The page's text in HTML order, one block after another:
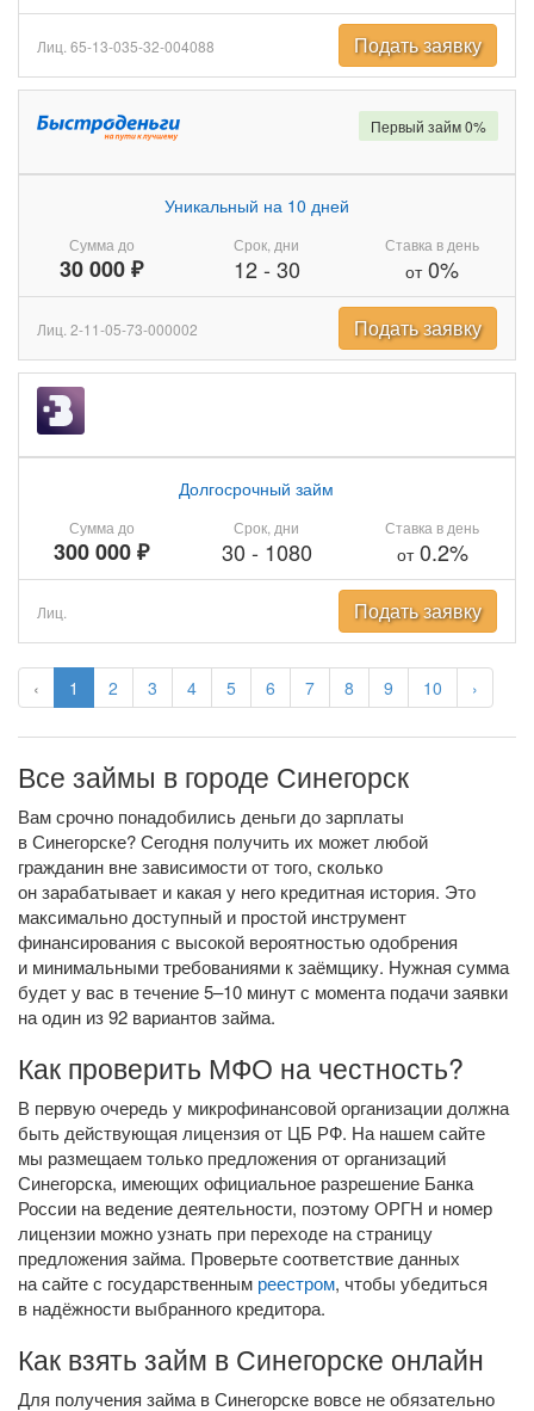
‹ 1 2 3 4 5 6 7 8 9 10 ›
Лиц. 65-13-035-32-004088 Подать заявку
Сумма до
30 000 ₽
Уникальный на 10 дней
Срок, дни
12- 30
Ставка в день
от0%
Первый займ 0%
Лиц. 2-11-05-73-000002 Подать заявку
Сумма до
300 000 ₽
Долгосрочный займ
Срок, дни
30 - 1080
Ставка в день
от0.2%
Лиц. Подать заявку
Все займы в городе Синегорск
Вам срочно понадобились деньги до зарплаты
в Синегорске? Сегодня получить их может любой
гражданин вне зависимости от того, сколько
он зарабатывает и какая у него кредитная история. Это
максимально доступный и простой инструмент
финансирования с высокой вероятностью одобрения
и минимальными требованиями к заёмщику. Нужная сумма
будет у вас в течение 5–10 минут с момента подачи заявки
на один из 92 вариантов займа.
Как проверить МФО на честность?
В первую очередь у микрофинансовой организации должна
быть действующая лицензия от ЦБ РФ. На нашем сайте
мы размещаем только предложения от организаций
Синегорска, имеющих официальное разрешение Банка
России на ведение деятельности, поэтому ОРГН и номер
лицензии можно узнать при переходе на страницу
предложения займа. Проверьте соответствие данных
на сайте с государственным реестром, чтобы убедиться
в надёжности выбранного кредитора.
Как взять займ в Синегорске онлайн
Для получения займа в Синегорске вовсе не обязательно